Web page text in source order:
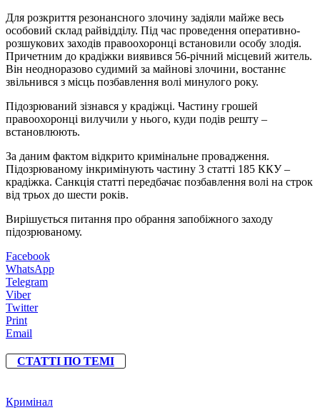
Для розкриття резонансного злочину задіяли майже весь
особовий склад райвідділу. Під час проведення оперативно-
розшукових заходів правоохоронці встановили особу злодія.
Причетним до крадіжки виявився 56-річний місцевий житель.
Він неодноразово судимий за майнові злочини, востаннє
звільнився з місць позбавлення волі минулого року.
Підозрюваний зізнався у крадіжці. Частину грошей
правоохоронці вилучили у нього, куди подів решту –
встановлюють.
За даним фактом відкрито кримінальне провадження.
Підозрюваному інкримінують частину 3 статті 185 ККУ –
крадіжка. Санкція статті передбачає позбавлення волі на строк
від трьох до шести років.
Вирішується питання про обрання запобіжного заходу
підозрюваному.
Facebook
WhatsApp
Telegram
Viber
Twitter
Print
Email
СТАТТІ ПО ТЕМІ
Кримінал